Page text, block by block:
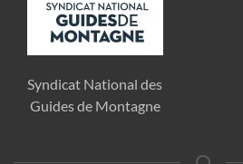
Syndicat National des
Guides de Montagne